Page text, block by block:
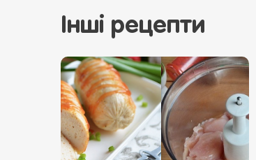
Інші рецепти